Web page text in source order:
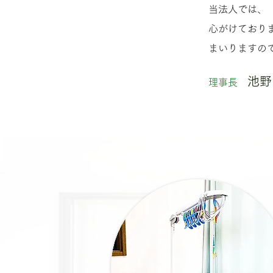
当法人では、
心がけており
まいりますの
理事長 池